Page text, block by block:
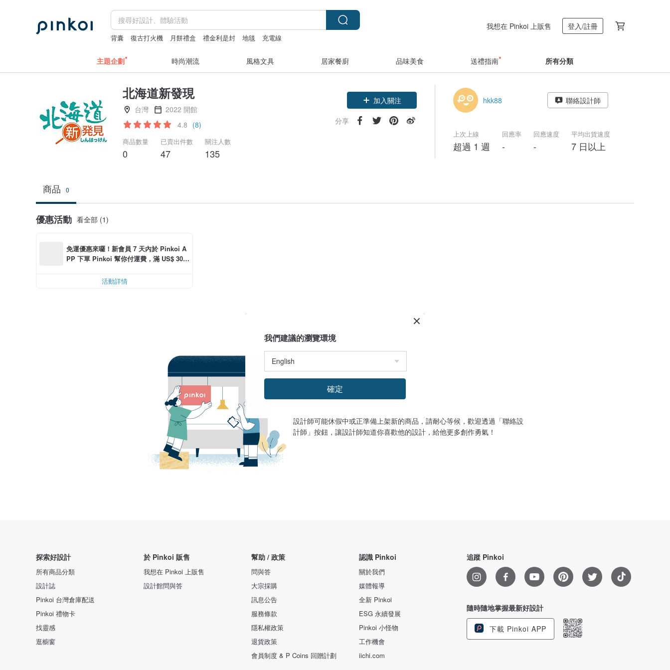
背囊 復古打火機 月餅禮盒 禮金利是封 地毯
充電線
我想在 Pinkoi 上販售 登入/註冊
主題企劃 時尚潮流 風格文具 居家餐廚 品味美食 送禮指南 所有分類
北海道新發現
台灣
2022 開館
4.8 (8)
商品數量
0
已賣出件數
47
關注人數
135
加入關注
分享
hkk88 聯絡設計師
上次上線
超過 1 週
回應率
-
回應速度
-
平均出貨速度
7 日以上
商品 0
優惠活動 看全部 (1)
免運優惠來囉！新會員 7 天內於 Pinkoi A
PP 下單 Pinkoi 幫你付運費，滿 US$ 30.0
活動詳情
設計館目前沒有商品
設計師可能休假中或正準備上架新的商品，請耐心等候，歡迎透過「聯絡設
計師」按鈕，讓設計師知道你喜歡他的設計，給他更多創作勇氣！
探索好設計
所有商品分類
設計誌
Pinkoi 台灣倉庫配送
Pinkoi 禮物卡
找靈感
逛櫥窗
於 Pinkoi 販售
我想在 Pinkoi 上販售
設計館問與答
幫助 / 政策
問與答
大宗採購
訊息公告
服務條款
隱私權政策
退貨政策
會員制度 & P Coins 回贈計劃
認識 Pinkoi
關於我們
媒體報導
全新 Pinkoi
ESG 永續發展
Pinkoi 小怪物
工作機會
iichi.com
追蹤 Pinkoi
隨時隨地掌握最新好設計
下載 Pinkoi APP
我們建議的瀏覽環境
確定